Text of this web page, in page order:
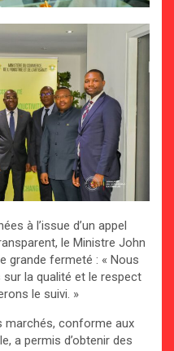
à l’issue d’un appel
le Ministre John
grande fermeté : « Nous
la qualité et le respect
le suivi. »
marchés, conforme aux
a permis d’obtenir des